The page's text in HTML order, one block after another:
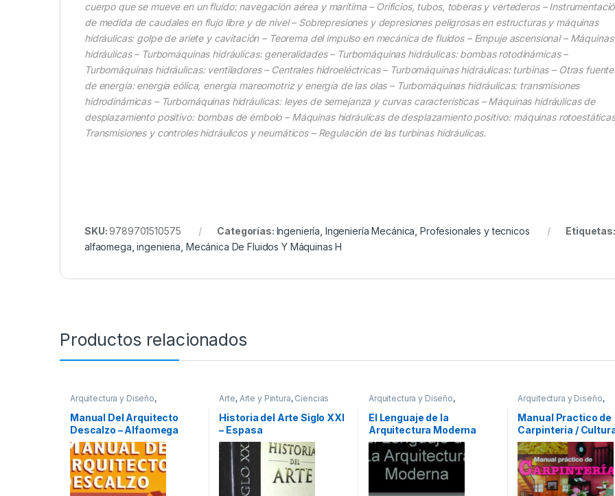
cuerpo que se mueve en un fluido: navegación aérea y marítima – Orificios, tubos, toberas y vertederos –
de medida de caudales en flujo libre y de nivel – Sobrepresiones y depresiones peligrosas en estructuras y máquinas
hidráulicas: golpe de ariete y cavitación – Teorema del impulso en mecánica de fluidos – Empuje ascensional – Máquinas
hidráulicas – Turbomáquinas hidráulicas: generalidades – Turbomáquinas hidráulicas: bombas rotodinámicas –
Turbomáquinas hidráulicas: ventiladores – Centrales hidroeléctricas – Turbomáquinas hidráulicas: turbinas – Otras
de energía: energía eólica, energía mareomotriz y energía de las olas – Turbomáquinas hidráulicas: transmisiones
hidrodinámicas – Turbomáquinas hidráulicas: leyes de semejanza y curvas características – Máquinas hidráulicas de
desplazamiento positivo: bombas de émbolo – Máquinas hidráulicas de desplazamiento positivo: máquinas
Transmisiones y controles hidráulicos y neumáticos – Regulación de las turbinas hidráulicas.
SKU:9789701510575 Categorías: Ingeniería Ingeniería Mecánica Profesionales y tecnicos
Etiquetas:
alfaomega ,ingenieria Mecánica De Fluidos Y Máquinas H
Productos relacionados
Arquitectura y Diseño,
Arquitectura y Urbanismo
Diseño,Profesionales y
tecnicos
Manual Del Arquitecto
Descalzo – Alfaomega
Arte, Arte y Pintura, Ciencias
Dibujo y Escultura
Historia,Historia del Arte,
Profesionales y tecnicos
Historia del Arte Siglo XXI
– Espasa
Arquitectura y Diseño,
Arquitectura y Urbanismo
Diseño,Profesionales y
tecnicos
El Lenguaje de la
Arquitectura Moderna
Arquitectura y Diseño,
Arquitectura y Urbanismo
Afines,Decoración,
y Muebles ,Diseño,
Manualidades ,Interes
Ofertas,Profesionales y
tecnicos,Temas Varios
Manual Practico de
Carpinteria /